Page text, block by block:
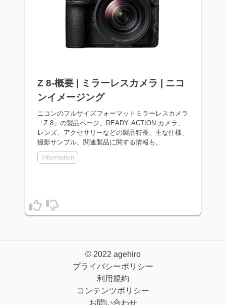
Z 8-概要 | ミラーレスカメラ | ニコ
ンイメージング
ニコンのフルサイズフォーマットミラーレスカメラ
「Z 8」の製品ページ。READY. ACTION.カメラ、
レンズ、アクセサリーなどの製品特長、主な仕様、
撮影サンプル、関連製品に関する情報も。
Information
© 2022 agehiro
プライバシーポリシー
利用規約
コンテンツポリシー
お問い合わせ